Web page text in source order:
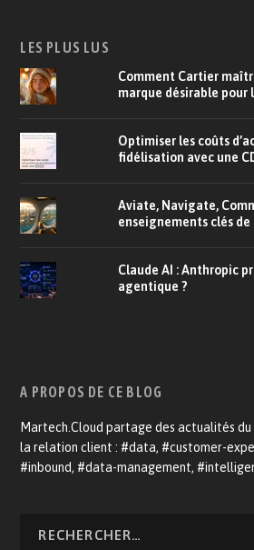
LES PLUS LUS
Comment Cartier
marque désirable pour
Optimiser les coûts
fidélisation avec une
Aviate, Navigate,
enseignements clés
Claude AI : Anthropic
agentique ?
A PROPOS DE CE BLOG
Martech.Cloud partage des actualités
la relation client : #data, #customer-
#inbound, #data-management,